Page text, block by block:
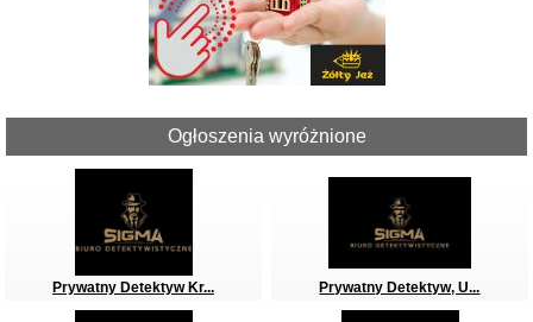
Ogłoszenia wyróżnione
Prywatny Detektyw Kr... Prywatny Detektyw, U...